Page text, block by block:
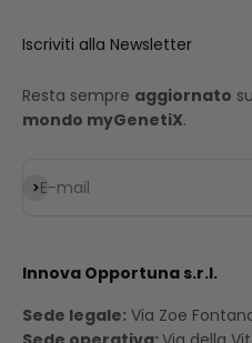
Iscriviti alla Newsletter
Resta sempre aggiornato
mondo myGenetiX.
E-mail
Iscriviti alla newsletter
Innova Opportuna s.r.l.
Sede legale: Via Zoe